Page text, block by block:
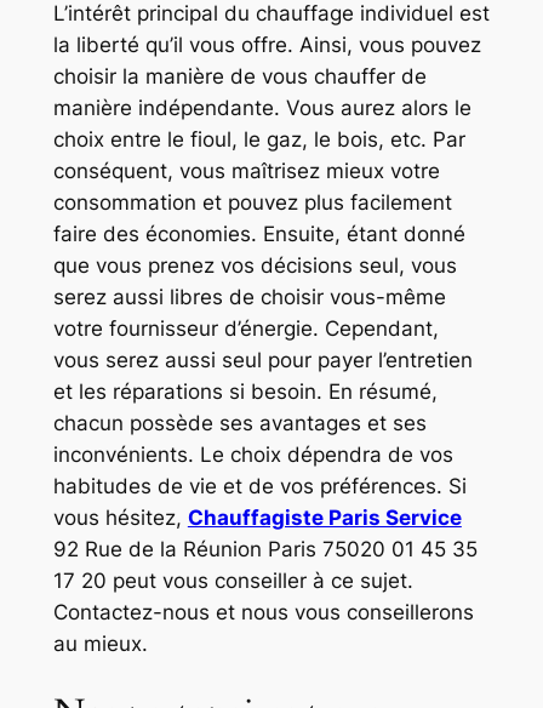
L’intérêt principal du chauffage individuel est
la liberté qu’il vous offre. Ainsi, vous pouvez
choisir la manière de vous chauffer de
manière indépendante. Vous aurez alors le
choix entre le fioul, le gaz, le bois, etc. Par
conséquent, vous maîtrisez mieux votre
consommation et pouvez plus facilement
faire des économies. Ensuite, étant donné
que vous prenez vos décisions seul, vous
serez aussi libres de choisir vous-même
votre fournisseur d’énergie. Cependant,
vous serez aussi seul pour payer l’entretien
et les réparations si besoin. En résumé,
chacun possède ses avantages et ses
inconvénients. Le choix dépendra de vos
habitudes de vie et de vos préférences. Si
vous hésitez, Chauffagiste Paris Service
92 Rue de la Réunion Paris 75020 01 45 35
17 20 peut vous conseiller à ce sujet.
Contactez-nous et nous vous conseillerons
au mieux.